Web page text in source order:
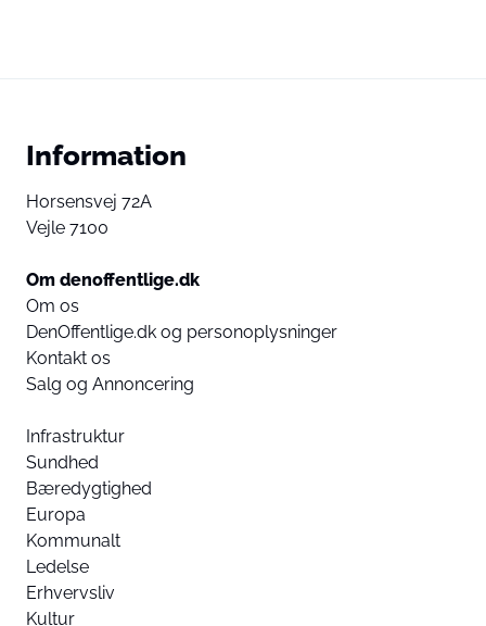
Information
Horsensvej 72A
Vejle 7100
Om denoffentlige.dk
Om os
DenOffentlige.dk og personoplysninger
Kontakt os
Salg og Annoncering
Infrastruktur
Sundhed
Bæredygtighed
Europa
Kommunalt
Ledelse
Erhvervsliv
Kultur